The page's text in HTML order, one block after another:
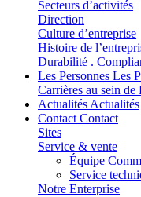
Secteurs d’activités
Direction
Culture d’entreprise
Histoire de
Durabilité .
Les Personnes Les
Carrières au sein de
Actualités Actualités
Contact Contact
Sites
Service & vente
Équipe
Service
Notre Enterprise